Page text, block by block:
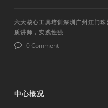
六大核心工具培训深圳广州江门
质讲师，实践性强
0 Comment
中心概况